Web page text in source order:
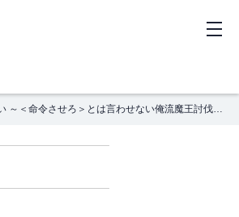
「攻略本」を駆使する最強の魔法使い ～＜命令させろ＞とは言わせない俺流魔王討伐最善ルート～ 2巻